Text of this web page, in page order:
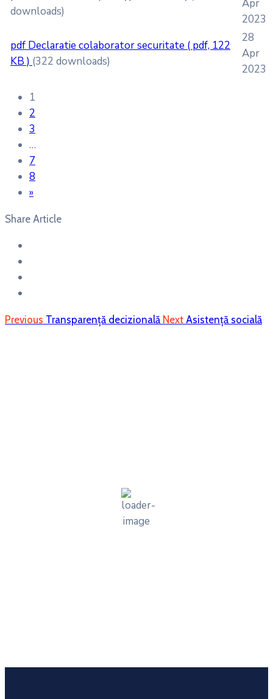
downloads)
Apr
2023
pdf Declaratie colaborator securitate ( pdf, 122
KB ) (322 downloads)
28
Apr
2023
1
2
3
…
7
8
»
Share Article
Previous Transparență decizională Next Asistență socială
36 %
1017 mb